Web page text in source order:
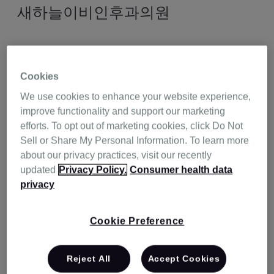
새하늘이비인후과의원
http://www.nskyn.com/
02-951-9518 길 찾기
Cookies
We use cookies to enhance your website experience,
improve functionality and support our marketing
efforts. To opt out of marketing cookies, click Do Not
Sell or Share My Personal Information. To learn more
about our privacy practices, visit our recently
updated Privacy Policy. Consumer health data
privacy
Cookie Preference
Reject All Accept Cookies